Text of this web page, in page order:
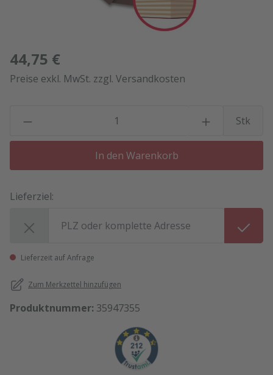
44,75 €
Preise exkl. MwSt. zzgl. Versandkosten
Stk
In den Warenkorb
Lieferziel:
Lieferzeit auf Anfrage
Zum Merkzettel hinzufügen
Produktnummer: 35947355